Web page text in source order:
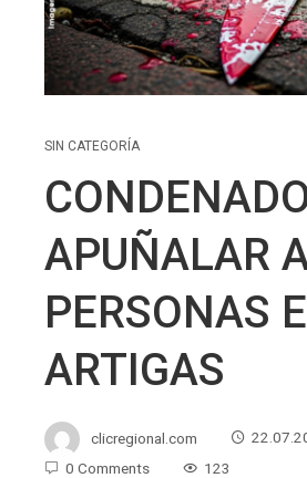
SIN CATEGORÍA
APUÑALAR
PERSONAS
ARTIGAS
clicregional.com
0 Comments
123